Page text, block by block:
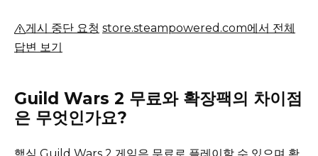
게시 중단 요청 store.steampowered.com에서 전체
답변 보기
Guild Wars 2 무료와 확장팩의 차이점
은 무엇인가요?